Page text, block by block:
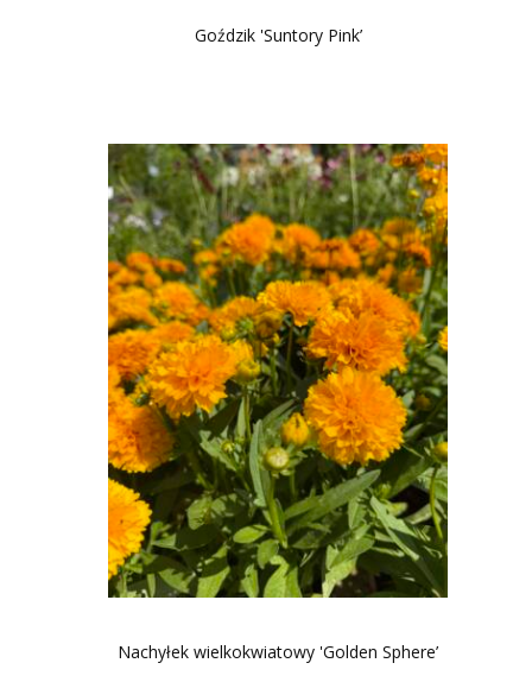
Goździk 'Suntory Pink’
Nachyłek wielkokwiatowy 'Golden Sphere’